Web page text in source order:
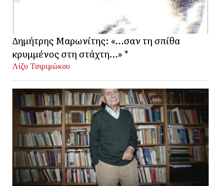
Δημήτρης Μαρωνίτης: «…σαν τη σπίθα
κρυμμένος στη στάχτη…» *
Λίζυ Τσιριμώκου